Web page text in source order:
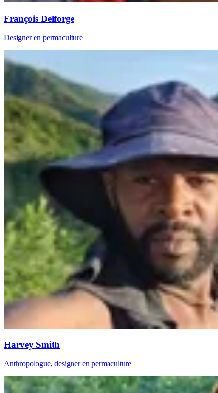
François Delforge
Designer en permaculture
Harvey Smith
Anthropologue, designer en permaculture